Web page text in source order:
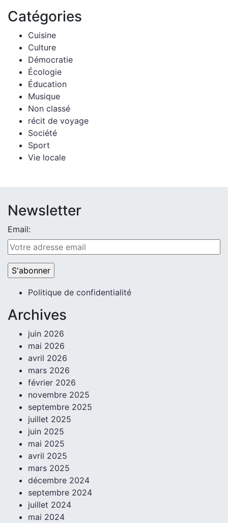
Catégories
Cuisine
Culture
Démocratie
Écologie
Éducation
Musique
Non classé
récit de voyage
Société
Sport
Vie locale
Newsletter
Email:
Politique de confidentialité
Archives
juin 2026
mai 2026
avril 2026
mars 2026
février 2026
novembre 2025
septembre 2025
juillet 2025
juin 2025
mai 2025
avril 2025
mars 2025
décembre 2024
septembre 2024
juillet 2024
mai 2024